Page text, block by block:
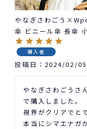
やなぎさわごう
傘 ビニール傘 長傘
購入者
投稿日 2024/02/05
やなぎさわごうさ
で購入しました。
視界がクリアでと
本当にシマエナガ